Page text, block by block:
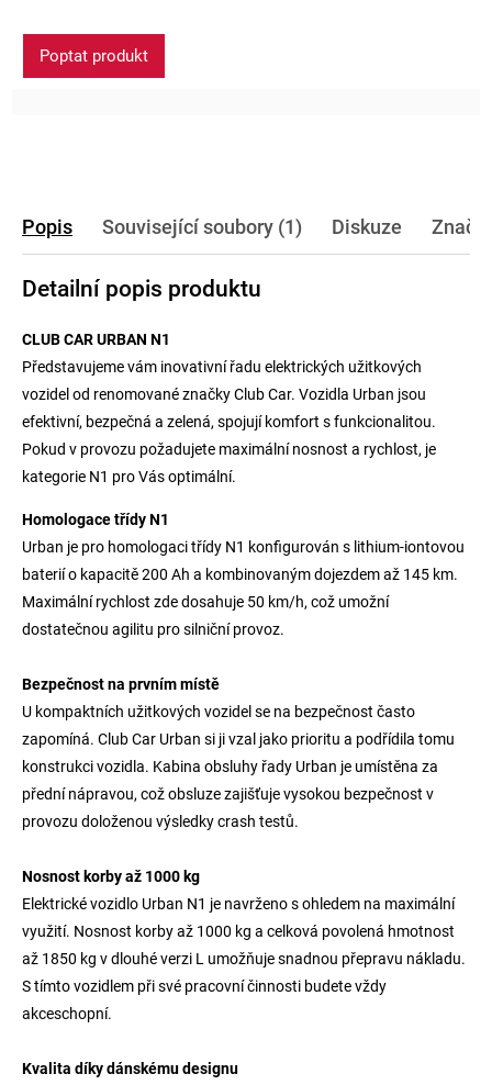
Poptat produkt
Popis Související soubory (1) Diskuze
Detailní popis produktu
CLUB CAR URBAN N1
Představujeme vám inovativní řadu elektrických užitkových
vozidel od renomované značky Club Car. Vozidla Urban jsou
efektivní, bezpečná a zelená, spojují komfort s funkcionalitou.
Pokud v provozu požadujete maximální nosnost a rychlost, je
kategorie N1 pro Vás optimální.
Homologace třídy N1
Urban je pro homologaci třídy N1 konfigurován s lithium-iontovou
baterií o kapacitě 200 Ah a kombinovaným dojezdem až 145 km.
Maximální rychlost zde dosahuje 50 km/h, což umožní
dostatečnou agilitu pro silniční provoz.
Bezpečnost na prvním místě
U kompaktních užitkových vozidel se na bezpečnost často
zapomíná. Club Car Urban si ji vzal jako prioritu a podřídila tomu
konstrukci vozidla. Kabina obsluhy řady Urban je umístěna za
přední nápravou, což obsluze zajišťuje vysokou bezpečnost v
provozu doloženou výsledky crash testů.
Nosnost korby až 1000 kg
Elektrické vozidlo Urban N1 je navrženo s ohledem na maximální
využití. Nosnost korby až 1000 kg a celková povolená hmotnost
až 1850 kg v dlouhé verzi L umožňuje snadnou přepravu nákladu.
S tímto vozidlem při své pracovní činnosti budete vždy
akceschopní.
Kvalita díky dánskému designu